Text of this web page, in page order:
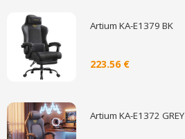
Artium KA-E1379 BK
223.56 €
Artium KA-E1372 GREY